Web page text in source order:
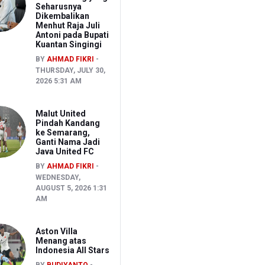
Seharusnya
Dikembalikan
Menhut Raja Juli
Antoni pada Bupati
Kuantan Singingi
BY AHMAD FIKRI
THURSDAY, JULY 30,
2026 5:31 AM
Malut United
Pindah Kandang
ke Semarang,
Ganti Nama Jadi
Java United FC
BY AHMAD FIKRI
WEDNESDAY,
AUGUST 5, 2026 1:31
AM
Aston Villa
Menang atas
Indonesia All Stars